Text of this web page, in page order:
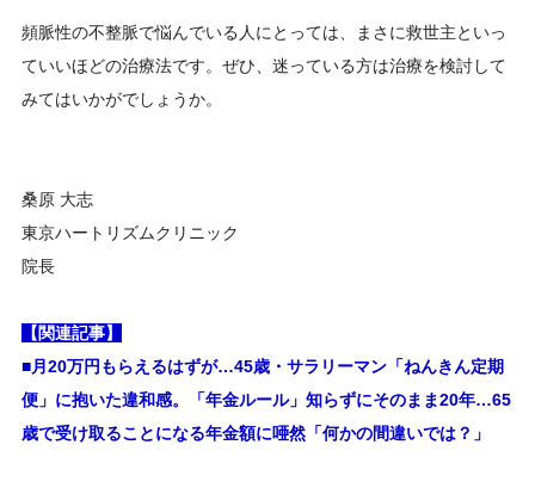
頻脈性の不整脈で悩んでいる人にとっては、まさに救世主といっ
ていいほどの治療法です。ぜひ、迷っている方は治療を検討して
みてはいかがでしょうか。
桑原 大志
東京ハートリズムクリニック
院長
【関連記事】
■月20万円もらえるはずが…45歳・サラリーマン「ねんきん定期
便」に抱いた違和感。「年金ルール」知らずにそのまま20年…65
歳で受け取ることになる年金額に唖然「何かの間違いでは？」